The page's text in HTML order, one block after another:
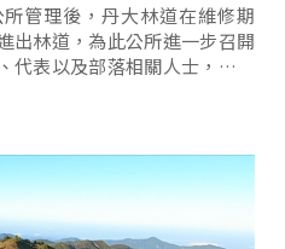
管理後，丹大林道在維修期
出林道，為此公所進一步召開
表以及部落相關人士，來擬
最後也達成部分共識...。